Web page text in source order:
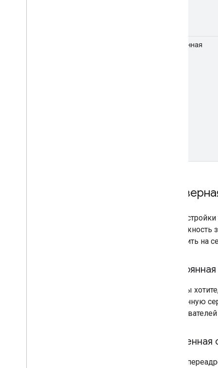
Временная
Для
возможность
настроить
Если вы
постоянную
Такую